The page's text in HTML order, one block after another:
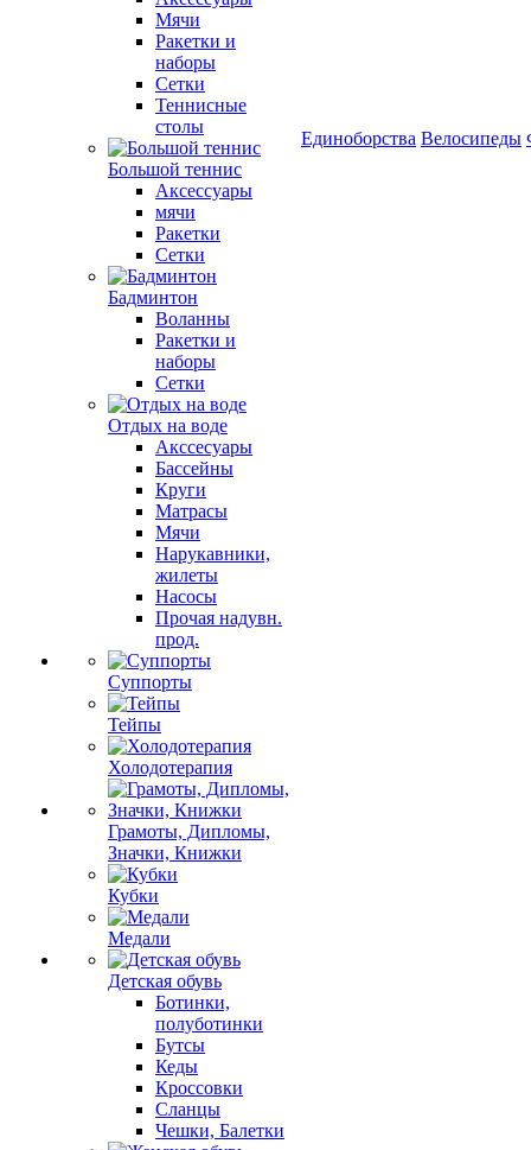
Мячи
Ракетки и
наборы
Сетки
Теннисные
столы
Большой теннис
Аксессуары
мячи
Ракетки
Сетки
Бадминтон
Воланны
Ракетки и
наборы
Сетки
Отдых на воде
Акссесуары
Бассейны
Круги
Матрасы
Мячи
Нарукавники,
жилеты
Насосы
Прочая надувн.
прод.
Суппорты
Тейпы
Холодотерапия
Грамоты, Дипломы,
Значки, Книжки
Кубки
Медали
Детская обувь
Ботинки,
полуботинки
Бутсы
Кеды
Кроссовки
Сланцы
Чешки, Балетки
Единоборства Велосипеды